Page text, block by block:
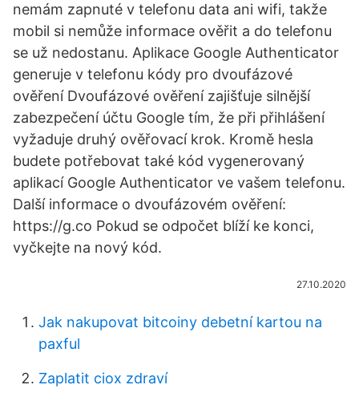
nemám zapnuté v telefonu data ani wifi, takže
mobil si nemůže informace ověřit a do telefonu
se už nedostanu. Aplikace Google Authenticator
generuje v telefonu kódy pro dvoufázové
ověření Dvoufázové ověření zajišťuje silnější
zabezpečení účtu Google tím, že při přihlášení
vyžaduje druhý ověřovací krok. Kromě hesla
budete potřebovat také kód vygenerovaný
aplikací Google Authenticator ve vašem telefonu.
Další informace o dvoufázovém ověření:
https://g.co Pokud se odpočet blíží ke konci,
vyčkejte na nový kód.
27.10.2020
Jak nakupovat bitcoiny debetní kartou na
paxful
Zaplatit ciox zdraví